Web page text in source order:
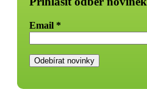
Email *